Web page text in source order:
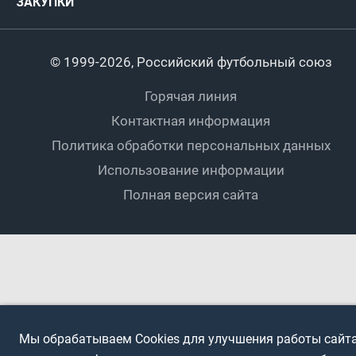
Турниры клубов
Регионы
Пляжный
Футбольное двоеборье
Любители
Спортшколы
Дети
Ветераны
Спортсмены с ОВЗ
© 1999-2026, Российский футбольный союз
Горячая линия
Контактная информация
Политика обработки персональных данных
Использование информации
Полная версия сайта
Мы обрабатываем Cookies для улучшения работы